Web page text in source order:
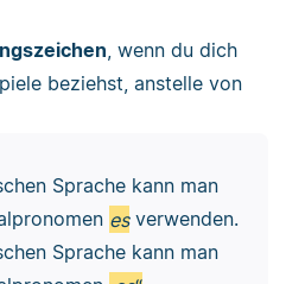
, wenn du dich
beziehst, anstelle von
Sprache kann man
esverwenden.
Sprache kann man